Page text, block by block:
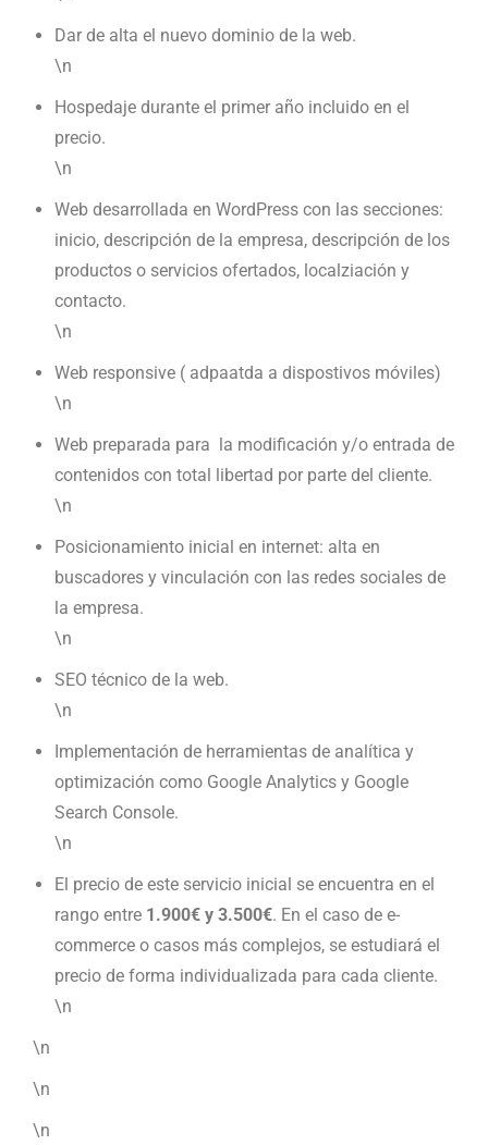
Dar de alta el nuevo dominio de la web.
\n
Hospedaje durante el primer año incluido en el
precio.
\n
Web desarrollada en WordPress con las secciones:
inicio, descripción de la empresa, descripción de los
productos o servicios ofertados, localziación y
contacto.
\n
Web responsive ( adpaatda a dispostivos móviles)
\n
Web preparada para la modificación y/o entrada de
contenidos con total libertad por parte del cliente.
\n
Posicionamiento inicial en internet: alta en
buscadores y vinculación con las redes sociales de
la empresa.
\n
SEO técnico de la web.
\n
Implementación de herramientas de analítica y
optimización como Google Analytics y Google
Search Console.
\n
El precio de este servicio inicial se encuentra en el
rango entre 1.900€ y 3.500€. En el caso de e-
commerce o casos más complejos, se estudiará el
precio de forma individualizada para cada cliente.
\n
\n
\n
\n